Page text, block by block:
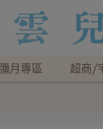
彌月專區 超商/